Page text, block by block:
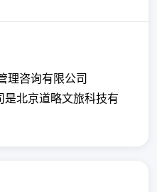
理咨询有限公司
是北京道略文旅科技有